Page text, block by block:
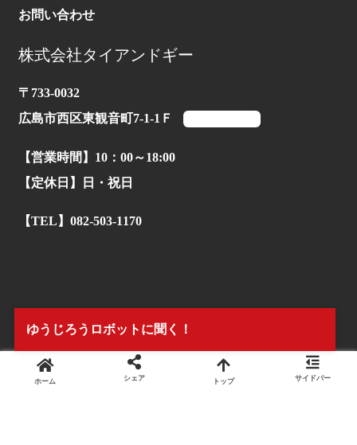
お問い合わせ
株式会社タイアンドギー
〒733-0032
広島市西区東観音町7-1-1Ｆ
【営業時間】10：00～18:00
【定休日】日・祝日
【TEL】082-503-1170
株式会社タイアンドギー
ホーム シェア トップ サイドバー
ゆうじろうロボットに聞く！